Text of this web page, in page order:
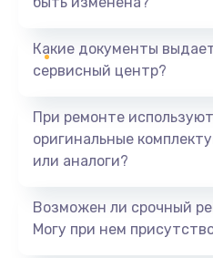
Замена батареи
Замена,
Какие документы
сервисный центр?
При ремонте
оригинальные
или аналоги?
Возможен ли срочный
Могу при нем